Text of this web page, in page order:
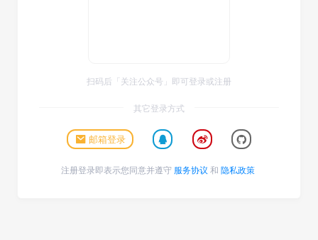
扫码后「关注公众号」即可登录或注册
其它登录方式
邮箱登录
注册登录即表示您同意并遵守 服务协议 和 隐私政策